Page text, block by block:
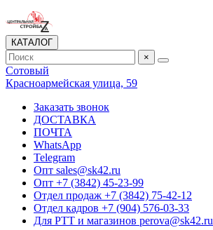
КАТАЛОГ
×
Сотовый
Красноармейская улица, 59
Заказать звонок
ДОСТАВКА
ПОЧТА
WhatsApp
Telegram
Опт sales@sk42.ru
Опт +7 (3842) 45-23-99
Отдел продаж +7 (3842) 75-42-12
Отдел кадров +7 (904) 576-03-33
Для РТТ и магазинов perova@sk42.ru